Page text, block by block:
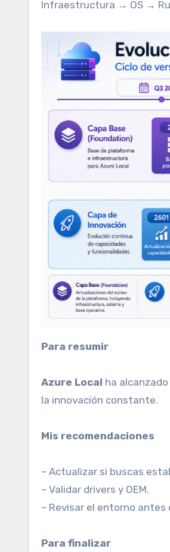
Infraestructura → OS →
Para resumir
Azure Local ha
la innovación constante.
Mis recomendaciones
– Actualizar si buscas
– Validar drivers y OEM.
– Revisar el entorno antes
Para finalizar